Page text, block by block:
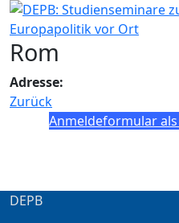
Rom
Adresse:
Zurück
Anmeldeformular
DEPB